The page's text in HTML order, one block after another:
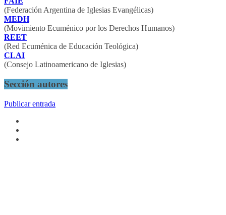
(Federación Argentina de Iglesias Evangélicas)
MEDH
(Movimiento Ecuménico por los Derechos Humanos)
REET
(Red Ecuménica de Educación Teológica)
CLAI
(Consejo Latinoamericano de Iglesias)
Sección autores
Publicar entrada